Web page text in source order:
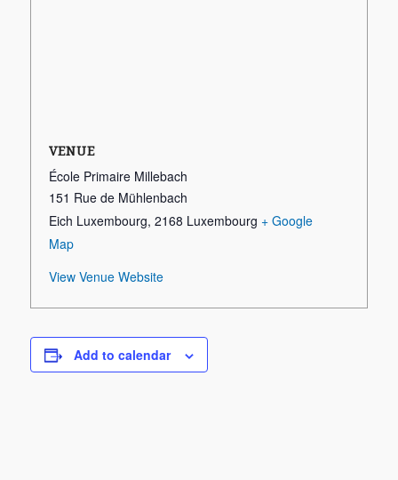
VENUE
École Primaire Millebach
151 Rue de Mühlenbach
Eich Luxembourg, 2168 Luxembourg + Google
Map
View Venue Website
Add to calendar